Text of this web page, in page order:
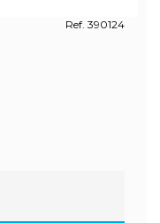
Ref. 390124